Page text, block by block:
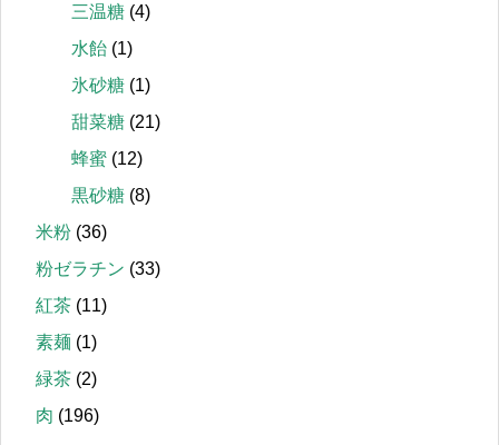
三温糖 (4)
水飴 (1)
氷砂糖 (1)
甜菜糖 (21)
蜂蜜 (12)
黒砂糖 (8)
米粉 (36)
粉ゼラチン (33)
紅茶 (11)
素麺 (1)
緑茶 (2)
肉 (196)